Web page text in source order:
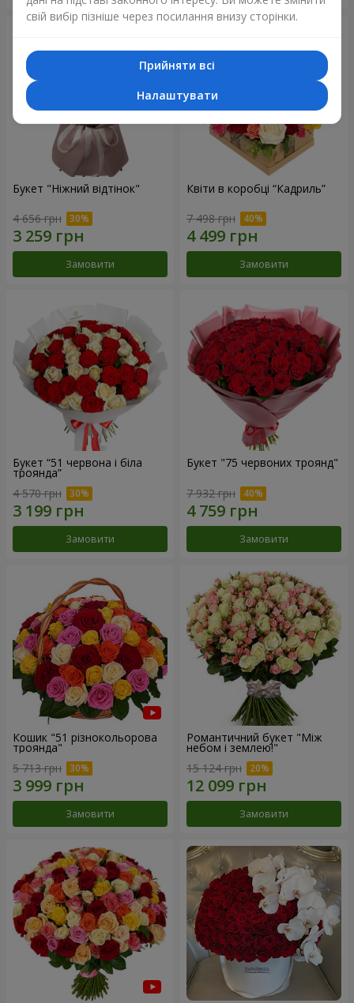
Букет "Ніжний відтінок"
4 656 грн
Замовити
Квіти в коробці “Кадриль”
7 498 грн
Замовити
Букет “51 червона і біла
троянда”
4 570 грн
Замовити
Букет "75 червоних троянд"
7 932 грн
Замовити
Кошик "51 різнокольорова
троянда"
5 713 грн
Замовити
Романтичний букет "Між
небом і землею!"
15 124 грн
Замовити
свій вибір пізніше через посилання внизу сторінки.
Прийняти всі
Налаштувати